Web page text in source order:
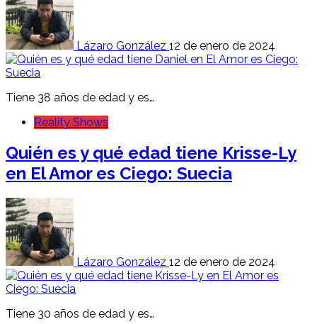
Lázaro González 12 de enero de 2024
Tiene 38 años de edad y es…
Reality Shows
Quién es y qué edad tiene Krisse-Ly
en El Amor es Ciego: Suecia
Lázaro González 12 de enero de 2024
Tiene 30 años de edad y es…